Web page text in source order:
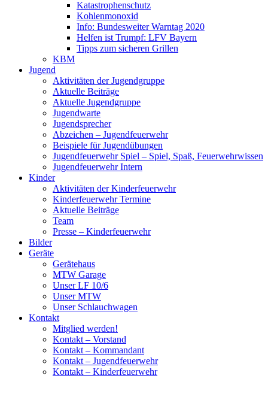
Katastrophenschutz
Kohlenmonoxid
Info: Bundesweiter Warntag 2020
Helfen ist Trumpf: LFV Bayern
Tipps zum sicheren Grillen
KBM
Jugend
Aktivitäten der Jugendgruppe
Aktuelle Beiträge
Aktuelle Jugendgruppe
Jugendwarte
Jugendsprecher
Abzeichen – Jugendfeuerwehr
Beispiele für Jugendübungen
Jugendfeuerwehr Spiel – Spiel, Spaß, Feuerwehrwissen
Jugendfeuerwehr Intern
Kinder
Aktivitäten der Kinderfeuerwehr
Kinderfeuerwehr Termine
Aktuelle Beiträge
Team
Presse – Kinderfeuerwehr
Bilder
Geräte
Gerätehaus
MTW Garage
Unser LF 10/6
Unser MTW
Unser Schlauchwagen
Kontakt
Mitglied werden!
Kontakt – Vorstand
Kontakt – Kommandant
Kontakt – Jugendfeuerwehr
Kontakt – Kinderfeuerwehr